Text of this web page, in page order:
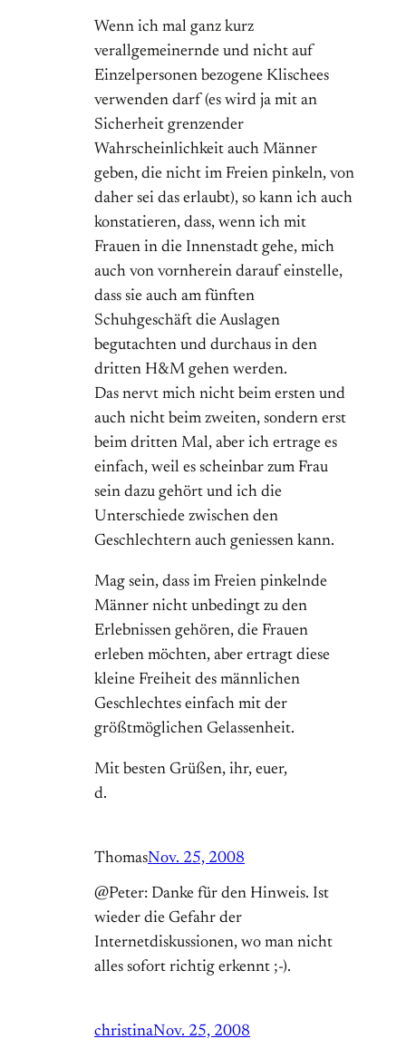
Wenn ich mal ganz kurz
verallgemeinernde und nicht auf
Einzelpersonen bezogene Klischees
verwenden darf (es wird ja mit an
Sicherheit grenzender
Wahrscheinlichkeit auch Männer
geben, die nicht im Freien pinkeln, von
daher sei das erlaubt), so kann ich auch
konstatieren, dass, wenn ich mit
Frauen in die Innenstadt gehe, mich
auch von vornherein darauf einstelle,
dass sie auch am fünften
Schuhgeschäft die Auslagen
begutachten und durchaus in den
dritten H&M gehen werden.
Das nervt mich nicht beim ersten und
auch nicht beim zweiten, sondern erst
beim dritten Mal, aber ich ertrage es
einfach, weil es scheinbar zum Frau
sein dazu gehört und ich die
Unterschiede zwischen den
Geschlechtern auch geniessen kann.
Mag sein, dass im Freien pinkelnde
Männer nicht unbedingt zu den
Erlebnissen gehören, die Frauen
erleben möchten, aber ertragt diese
kleine Freiheit des männlichen
Geschlechtes einfach mit der
größtmöglichen Gelassenheit.
Mit besten Grüßen, ihr, euer,
d.
ThomasNov. 25, 2008
@Peter: Danke für den Hinweis. Ist
wieder die Gefahr der
Internetdiskussionen, wo man nicht
alles sofort richtig erkennt ;-).
christinaNov. 25, 2008